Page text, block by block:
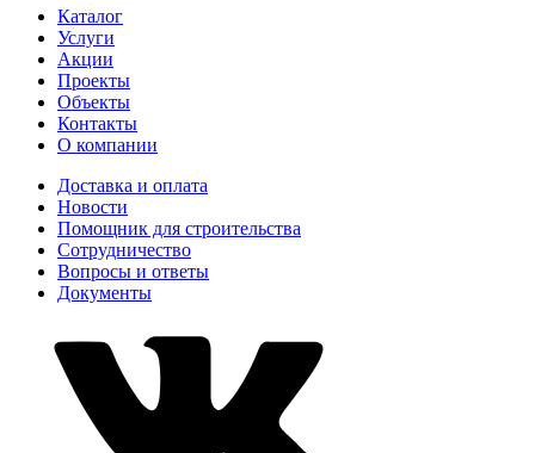
Каталог
Услуги
Акции
Проекты
Объекты
Контакты
О компании
Доставка и оплата
Новости
Помощник для строительства
Сотрудничество
Вопросы и ответы
Документы